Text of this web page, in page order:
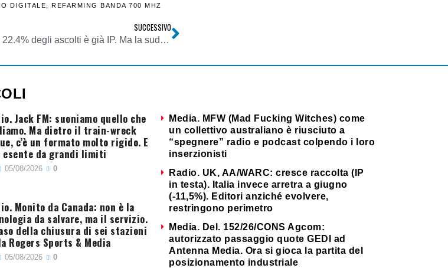
DIGITALE REFARMING BANDA 700 MHZ
SUCCESSIVO
Radio. In Francia il 22.4% degli ascolti è già IP. Ma la suddivisione tra device è molto diversa che da noi
Jack FM: suoniamo quello che
Ma dietro il train-wreck
c’è un formato molto rigido. E
esente da grandi limiti
05/08/2026 0
Monito da Canada: non è la
da salvare, ma il servizio.
della chiusura di sei stazioni
Rogers Sports & Media
05/08/2026 0
Media. MFW (Mad Fucking Witches) come
un collettivo australiano è riusciuto a
“spegnere” radio e podcast colpendo i loro
inserzionisti
Radio. UK, AA/WARC: cresce raccolta (IP
in testa). Italia invece arretra a giugno
(-11,5%). Editori anziché evolvere,
restringono perimetro
Media. Del. 152/26/CONS Agcom:
autorizzato passaggio quote GEDI ad
Antenna Media. Ora si gioca la partita del
posizionamento industriale